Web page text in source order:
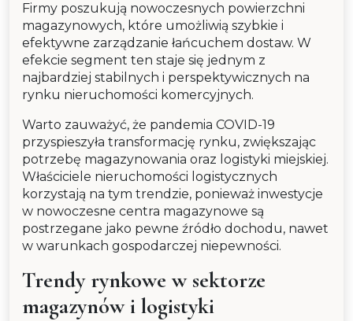
Firmy poszukują nowoczesnych powierzchni
magazynowych, które umożliwią szybkie i
efektywne zarządzanie łańcuchem dostaw. W
efekcie segment ten staje się jednym z
najbardziej stabilnych i perspektywicznych na
rynku nieruchomości komercyjnych.
Warto zauważyć, że pandemia COVID-19
przyspieszyła transformację rynku, zwiększając
potrzebę magazynowania oraz logistyki miejskiej.
Właściciele nieruchomości logistycznych
korzystają na tym trendzie, ponieważ inwestycje
w nowoczesne centra magazynowe są
postrzegane jako pewne źródło dochodu, nawet
w warunkach gospodarczej niepewności.
Trendy rynkowe w sektorze
magazynów i logistyki